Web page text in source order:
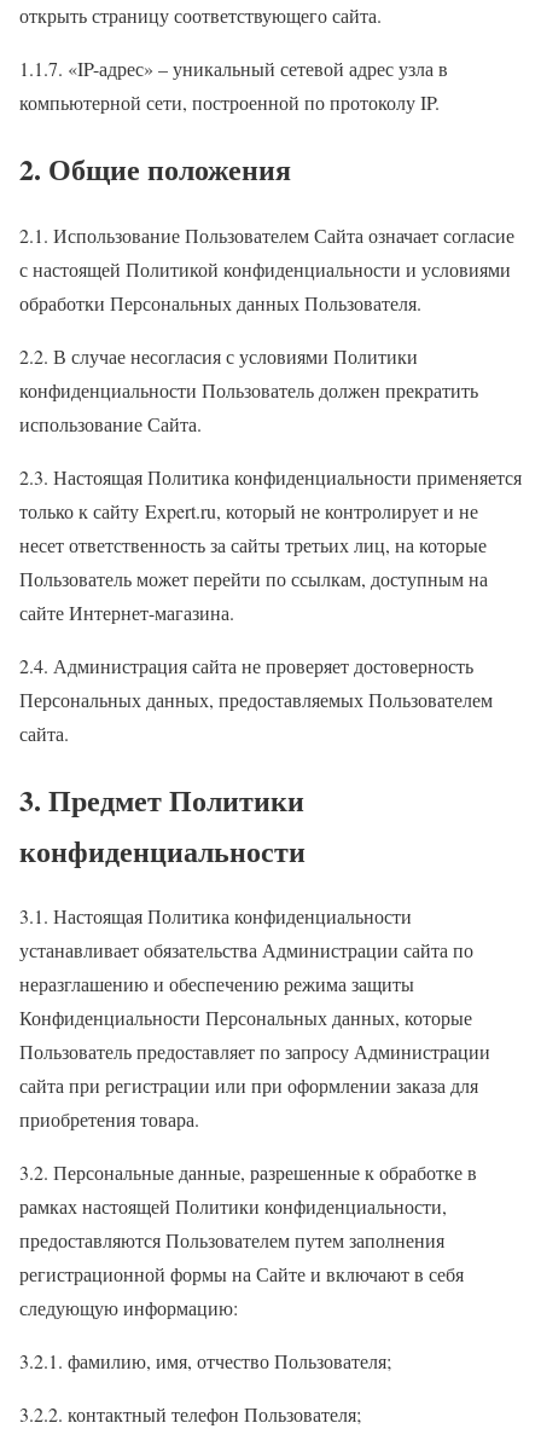
открыть страницу соответствующего сайта.
1.1.7. «IP-адрес» – уникальный сетевой адрес узла в
компьютерной сети, построенной по протоколу IP.
2. Общие положения
2.1. Использование Пользователем Сайта означает согласие
с настоящей Политикой конфиденциальности и условиями
обработки Персональных данных Пользователя.
2.2. В случае несогласия с условиями Политики
конфиденциальности Пользователь должен прекратить
использование Сайта.
2.3. Настоящая Политика конфиденциальности применяется
только к сайту Expert.ru, который не контролирует и не
несет ответственность за сайты третьих лиц, на которые
Пользователь может перейти по ссылкам, доступным на
сайте Интернет-магазина.
2.4. Администрация сайта не проверяет достоверность
Персональных данных, предоставляемых Пользователем
сайта.
3. Предмет Политики
конфиденциальности
3.1. Настоящая Политика конфиденциальности
устанавливает обязательства Администрации сайта по
неразглашению и обеспечению режима защиты
Конфиденциальности Персональных данных, которые
Пользователь предоставляет по запросу Администрации
сайта при регистрации или при оформлении заказа для
приобретения товара.
3.2. Персональные данные, разрешенные к обработке в
рамках настоящей Политики конфиденциальности,
предоставляются Пользователем путем заполнения
регистрационной формы на Сайте и включают в себя
следующую информацию:
3.2.1. фамилию, имя, отчество Пользователя;
3.2.2. контактный телефон Пользователя;